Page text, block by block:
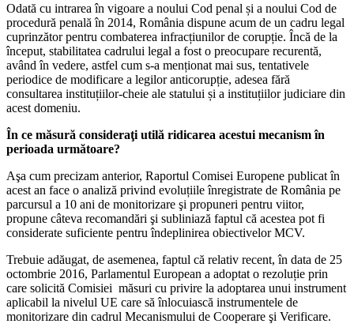
Odată cu intrarea în vigoare a noului Cod penal și a noului Cod de
procedură penală în 2014, România dispune acum de un cadru legal
cuprinzător pentru combaterea infracțiunilor de corupție. Încă de la
început, stabilitatea cadrului legal a fost o preocupare recurentă,
având în vedere, astfel cum s-a menționat mai sus, tentativele
periodice de modificare a legilor anticorupție, adesea fără
consultarea instituțiilor-cheie ale statului și a instituțiilor judiciare din
acest domeniu.
În ce măsură consideraţi utilă ridicarea acestui mecanism în
perioada următoare?
Aşa cum precizam anterior, Raportul Comisei Europene publicat în
acest an face o analiză privind evoluțiile înregistrate de România pe
parcursul a 10 ani de monitorizare şi propuneri pentru viitor,
propune câteva recomandări şi subliniază faptul că acestea pot fi
considerate suficiente pentru îndeplinirea obiectivelor MCV.
Trebuie adăugat, de asemenea, faptul că relativ recent, în data de 25
octombrie 2016, Parlamentul European a adoptat o rezoluție prin
care solicită Comisiei măsuri cu privire la adoptarea unui instrument
aplicabil la nivelul UE care să înlocuiască instrumentele de
monitorizare din cadrul Mecanismului de Cooperare şi Verificare.